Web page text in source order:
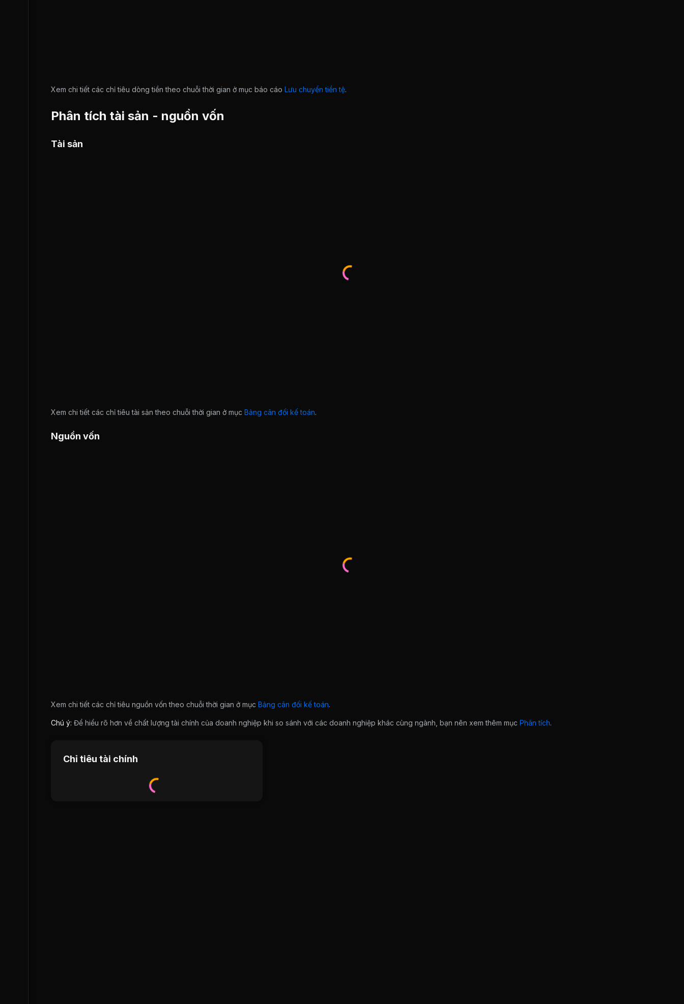
Xem chi tiết các chỉ tiêu dòng tiền theo chuỗi thời gian ở mục báo cáo Lưu chuyển tiền tệ.
Phân tích tài sản - nguồn vốn
Tài sản
Xem chi tiết các chỉ tiêu tài sản theo chuỗi thời gian ở mục Bảng cân đối kế toán.
Nguồn vốn
Xem chi tiết các chỉ tiêu nguồn vốn theo chuỗi thời gian ở mục Bảng cân đối kế toán.
Chú ý: Để hiểu rõ hơn về chất lượng tài chính của doanh nghiệp khi so sánh với các doanh nghiệp khác cùng ngành, bạn nên xem thêm mục Phân tích.
Chỉ tiêu tài chính